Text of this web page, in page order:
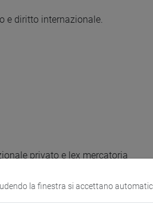
e diritto internazionale.
privato e lex mercatoria
la finestra si accettano